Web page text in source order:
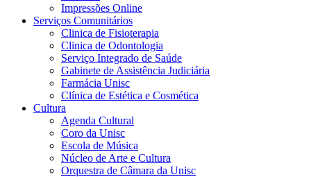
Impressões Online
Serviços Comunitários
Clinica de Fisioterapia
Clinica de Odontologia
Serviço Integrado de Saúde
Gabinete de Assistência Judiciária
Farmácia Unisc
Clínica de Estética e Cosmética
Cultura
Agenda Cultural
Coro da Unisc
Escola de Música
Núcleo de Arte e Cultura
Orquestra de Câmara da Unisc